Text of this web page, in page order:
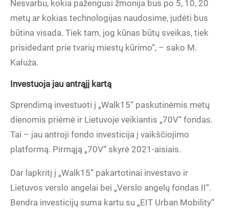
Nesvarbu, kokia pažengusi žmonija bus po 5, 10, 20
metų ar kokias technologijas naudosime, judėti bus
būtina visada. Tiek tam, jog kūnas būtų sveikas, tiek
prisidedant prie tvarių miestų kūrimo“, – sako M.
Kałuża.
Investuoja jau antrąjį kartą
Sprendimą investuoti į „Walk15“ paskutinėmis metų
dienomis priėmė ir Lietuvoje veikiantis „70V“ fondas.
Tai – jau antroji fondo investicija į vaikščiojimo
platformą. Pirmąją „70V“ skyrė 2021-aisiais.
Dar lapkritį į „Walk15“ pakartotinai investavo ir
Lietuvos verslo angelai bei „Verslo angelų fondas II“.
Bendra investicijų suma kartu su „EIT Urban Mobility“